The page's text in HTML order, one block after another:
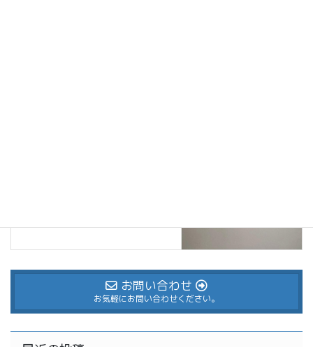
お問い合わせ
お気軽にお問い合わせください。